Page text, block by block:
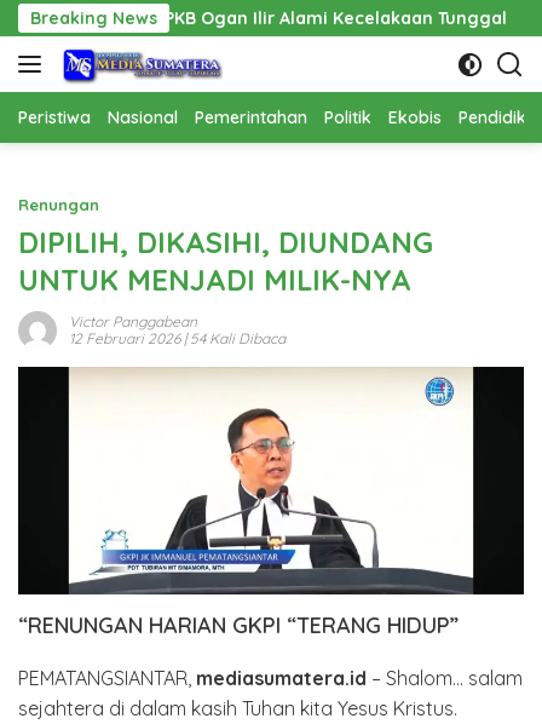
Langsung
ke
konten
Breaking News
Ogan Ilir Alami Kecelakaan Tunggal
Peristiwa Nasional Pemerintahan Politik Ekobis
Renungan
DIPILIH, DIKASIHI, DIUNDANG
UNTUK MENJADI MILIK-NYA
Victor Panggabean
12 Februari 2026| 54 Kali Dibaca
“RENUNGAN HARIAN GKPI “TERANG HIDUP”
PEMATANGSIANTAR, mediasumatera.id – Shalom… salam
sejahtera di dalam kasih Tuhan kita Yesus Kristus.